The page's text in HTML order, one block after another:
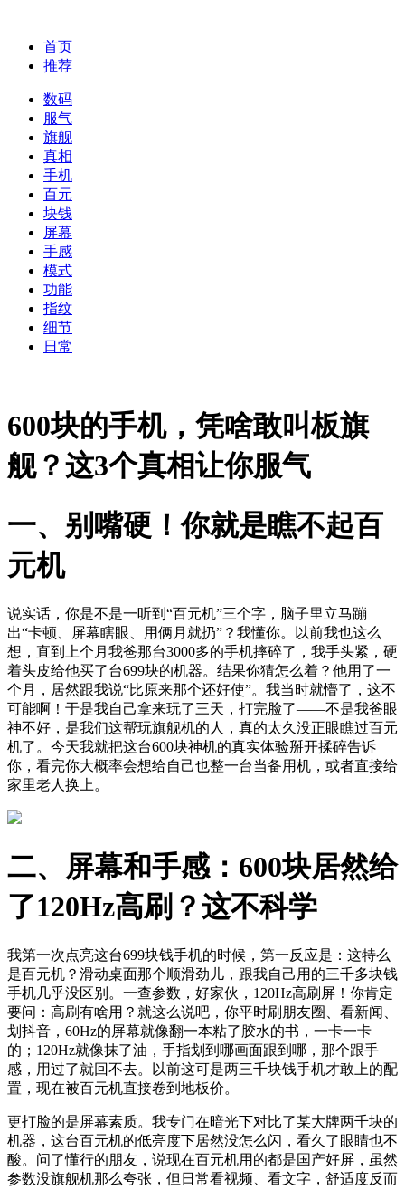
首页
推荐
数码
服气
旗舰
真相
手机
百元
块钱
屏幕
手感
模式
功能
指纹
细节
日常
600块的手机，凭啥敢叫板旗
舰？这3个真相让你服气
一、别嘴硬！你就是瞧不起百
元机
说实话，你是不是一听到“百元机”三个字，脑子里立马蹦
出“卡顿、屏幕瞎眼、用俩月就扔”？我懂你。以前我也这么
想，直到上个月我爸那台3000多的手机摔碎了，我手头紧，硬
着头皮给他买了台699块的机器。结果你猜怎么着？他用了一
个月，居然跟我说“比原来那个还好使”。我当时就懵了，这不
可能啊！于是我自己拿来玩了三天，打完脸了——不是我爸眼
神不好，是我们这帮玩旗舰机的人，真的太久没正眼瞧过百元
机了。今天我就把这台600块神机的真实体验掰开揉碎告诉
你，看完你大概率会想给自己也整一台当备用机，或者直接给
家里老人换上。
二、屏幕和手感：600块居然给
了120Hz高刷？这不科学
我第一次点亮这台699块钱手机的时候，第一反应是：这特么
是百元机？滑动桌面那个顺滑劲儿，跟我自己用的三千多块钱
手机几乎没区别。一查参数，好家伙，120Hz高刷屏！你肯定
要问：高刷有啥用？就这么说吧，你平时刷朋友圈、看新闻、
划抖音，60Hz的屏幕就像翻一本粘了胶水的书，一卡一卡
的；120Hz就像抹了油，手指划到哪画面跟到哪，那个跟手
感，用过了就回不去。以前这可是两三千块钱手机才敢上的配
置，现在被百元机直接卷到地板价。
更打脸的是屏幕素质。我专门在暗光下对比了某大牌两千块的
机器，这台百元机的低亮度下居然没怎么闪，看久了眼睛也不
酸。问了懂行的朋友，说现在百元机用的都是国产好屏，虽然
参数没旗舰机那么夸张，但日常看视频、看文字，舒适度反而